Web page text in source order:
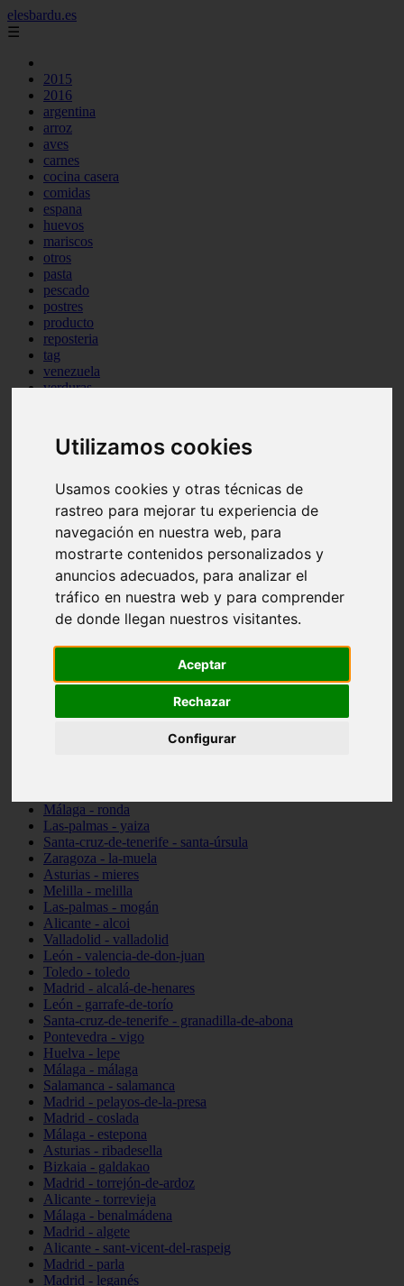
Utilizamos cookies
Usamos cookies y otras técnicas de
rastreo para mejorar tu experiencia de
navegación en nuestra web, para
mostrarte contenidos personalizados y
anuncios adecuados, para analizar el
tráfico en nuestra web y para comprender
de donde llegan nuestros visitantes.
Aceptar
Rechazar
Configurar
elesbardu.es
☰
2015
2016
argentina
arroz
aves
carnes
cocina casera
comidas
espana
huevos
mariscos
otros
pasta
pescado
postres
producto
reposteria
tag
venezuela
verduras
Teruel - sarrión
Cádiz - algodonales
Madrid - madrid
Asturias - oviedo
Cádiz - el-puerto-de-santa-maría
Asturias - aller
álava - vitoria-gasteiz
Málaga - marbella
Zaragoza - zaragoza
Barcelona - barcelona
Valencia - valencia
Toledo - seseña
Cantabria - val-de-san-vicente
Málaga - ronda
Las-palmas - yaiza
Santa-cruz-de-tenerife - santa-úrsula
Zaragoza - la-muela
Asturias - mieres
Melilla - melilla
Las-palmas - mogán
Alicante - alcoi
Valladolid - valladolid
León - valencia-de-don-juan
Toledo - toledo
Madrid - alcalá-de-henares
León - garrafe-de-torío
Santa-cruz-de-tenerife - granadilla-de-abona
Pontevedra - vigo
Huelva - lepe
Málaga - málaga
Salamanca - salamanca
Madrid - pelayos-de-la-presa
Madrid - coslada
Málaga - estepona
Asturias - ribadesella
Bizkaia - galdakao
Madrid - torrejón-de-ardoz
Alicante - torrevieja
Málaga - benalmádena
Madrid - algete
Alicante - sant-vicent-del-raspeig
Madrid - parla
Madrid - leganés